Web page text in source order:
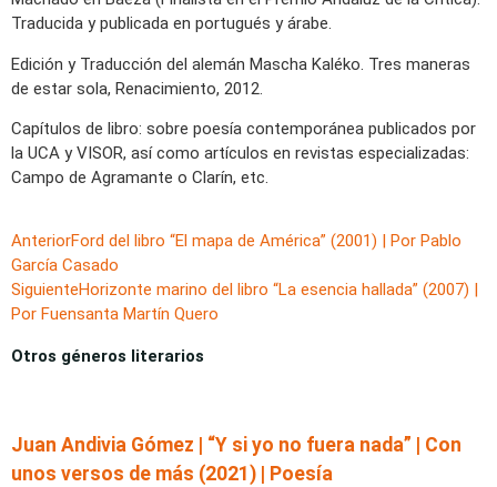
Traducida y publicada en portugués y árabe.
Edición y Traducción del alemán Mascha Kaléko. Tres maneras
de estar sola, Renacimiento, 2012.
Capítulos de libro: sobre poesía contemporánea publicados por
la UCA y VISOR, así como artículos en revistas especializadas:
Campo de Agramante o Clarín, etc.
AnteriorFord del libro “El mapa de América” (2001) | Por Pablo
García Casado
SiguienteHorizonte marino del libro “La esencia hallada” (2007) |
Por Fuensanta Martín Quero
Otros géneros literarios
Juan Andivia Gómez | “Y si yo no fuera nada” | Con
unos versos de más (2021) | Poesía